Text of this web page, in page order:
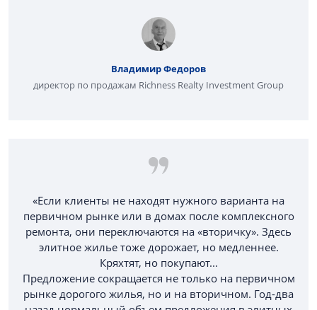
Владимир Федоров
директор по продажам Richness Realty Investment Group
«Если клиенты не находят нужного варианта на
первичном рынке или в домах после комплексного
ремонта, они переключаются на «вторичку». Здесь
элитное жилье тоже дорожает, но медленнее.
Кряхтят, но покупают...
Предложение сокращается не только на первичном
рынке дорогого жилья, но и на вторичном. Год-два